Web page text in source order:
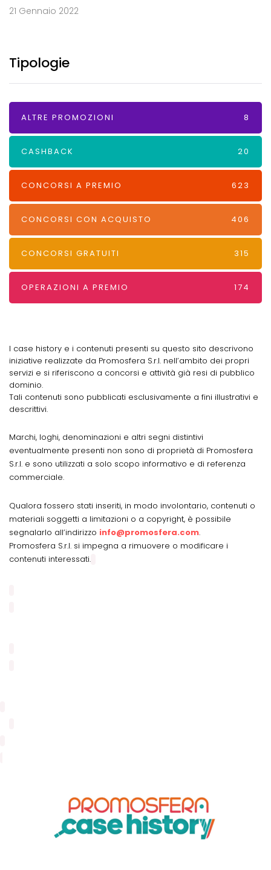
21 Gennaio 2022
Tipologie
ALTRE PROMOZIONI 8
CASHBACK 20
CONCORSI A PREMIO 623
CONCORSI CON ACQUISTO 406
CONCORSI GRATUITI 315
OPERAZIONI A PREMIO 174
I case history e i contenuti presenti su questo sito descrivono
iniziative realizzate da Promosfera S.r.l. nell’ambito dei propri
servizi e si riferiscono a concorsi e attività già resi di pubblico
dominio.
Tali contenuti sono pubblicati esclusivamente a fini illustrativi e
descrittivi.
Marchi, loghi, denominazioni e altri segni distintivi
eventualmente presenti non sono di proprietà di Promosfera
S.r.l. e sono utilizzati a solo scopo informativo e di referenza
commerciale.
Qualora fossero stati inseriti, in modo involontario, contenuti o
materiali soggetti a limitazioni o a copyright, è possibile
segnalarlo all’indirizzo info@promosfera.com.
Promosfera S.r.l. si impegna a rimuovere o modificare i
contenuti interessati.